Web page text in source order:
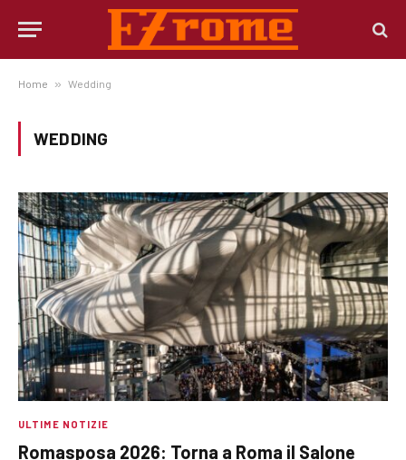
Home » Wedding
WEDDING
ULTIME NOTIZIE
Romasposa 2026: Torna a Roma il Salone